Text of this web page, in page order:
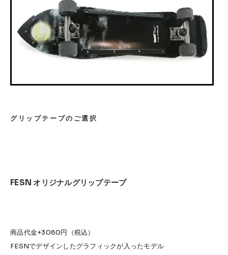
グリップテープのご選択
FESN オリジナルグリップテープ
商品代金+3080円（税込）
FESNでデザインしたグラフィックが入ったモデル